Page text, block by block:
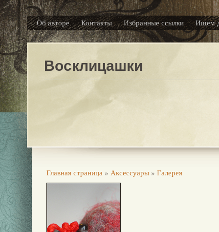
Об авторе Контакты Избранные ссылки Ищем
Восклицашки
Главная страница » Аксессуары » Галерея